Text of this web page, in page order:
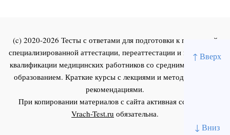
↑ Вверх
↓ Вниз
(c) 2020-2026 Тесты с ответами для подготовки к первичной
специализированной аттестации, переаттестации и повышения
квалификации медицинских работников со средним и высшим
образованием. Краткие курсы с лекциями и методическими
рекомендациями.
При копировании материалов с сайта активная ссылка на
Vrach-Test.ru обязательна.